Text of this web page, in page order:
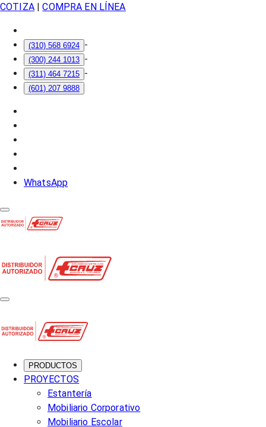
COTIZA| COMPRA EN LÍNEA
(310) 568 6924 -
(300) 244 1013 -
(311) 464 7215 -
(601) 207 9888
WhatsApp
PRODUCTOS
PROYECTOS
Estantería
Mobiliario Corporativo
Mobiliario Escolar